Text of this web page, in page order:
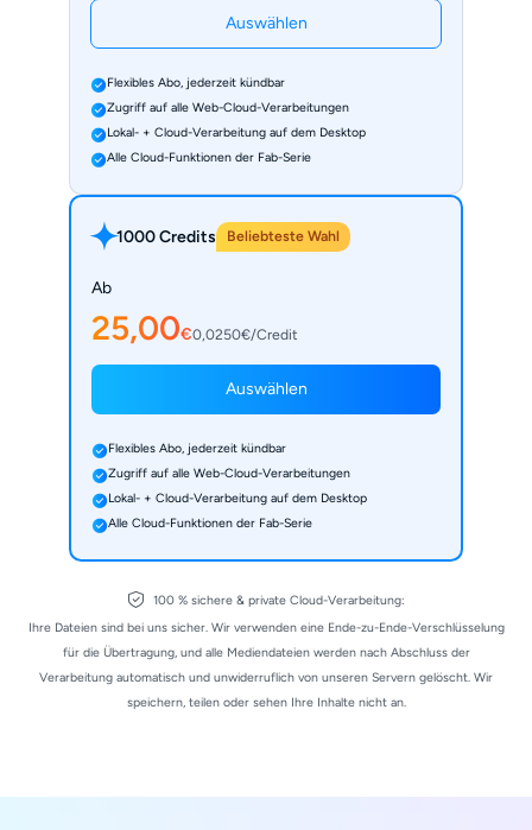
Auswählen
Flexibles Abo, jederzeit kündbar
Zugriff auf alle Web-Cloud-Verarbeitungen
Lokal- + Cloud-Verarbeitung auf dem Desktop
Alle Cloud-Funktionen der Fab-Serie
1000 Credits Beliebteste Wahl
Ab
25,00€0,0250€/Credit
Auswählen
Flexibles Abo, jederzeit kündbar
Zugriff auf alle Web-Cloud-Verarbeitungen
Lokal- + Cloud-Verarbeitung auf dem Desktop
Alle Cloud-Funktionen der Fab-Serie
100 % sichere & private Cloud-Verarbeitung:
Ihre Dateien sind bei uns sicher. Wir verwenden eine Ende-zu-Ende-Verschlüsselung
für die Übertragung, und alle Mediendateien werden nach Abschluss der
Verarbeitung automatisch und unwiderruflich von unseren Servern gelöscht. Wir
speichern, teilen oder sehen Ihre Inhalte nicht an.